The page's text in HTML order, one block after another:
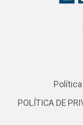
POLÍTICA DE